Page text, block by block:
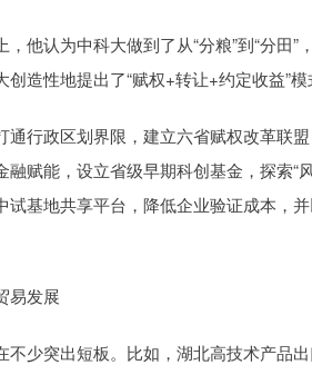
认为中科大做到了从“分粮”到“分田”
造性地提出了“赋权+转让+约定收益”模
行政区划界限，建立六省赋权改革联
融赋能，设立省级早期科创基金，探索“
试基地共享平台，降低企业验证成本，
发展
突出短板。比如，湖北高技术产品出